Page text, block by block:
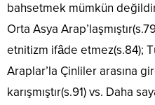
bahsetmek mümkün
Orta Asya
etnitizm ifâde etmez(s.84);
Araplar’la Çinliler arasına
karışmıştır(s.91) vs. Daha